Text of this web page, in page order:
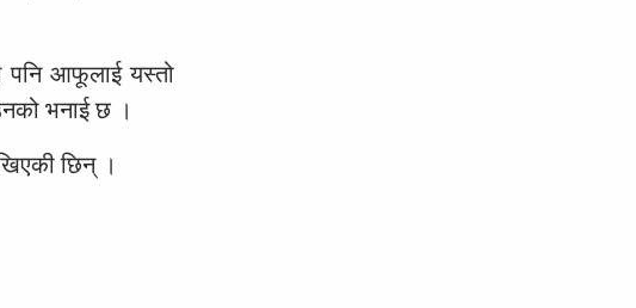
पनि आफूलाई यस्तो
भनाई छ ।
छिन् ।